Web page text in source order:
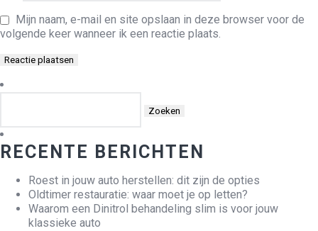
Mijn naam, e-mail en site opslaan in deze browser voor de
volgende keer wanneer ik een reactie plaats.
RECENTE BERICHTEN
Roest in jouw auto herstellen: dit zijn de opties
Oldtimer restauratie: waar moet je op letten?
Waarom een Dinitrol behandeling slim is voor jouw
klassieke auto